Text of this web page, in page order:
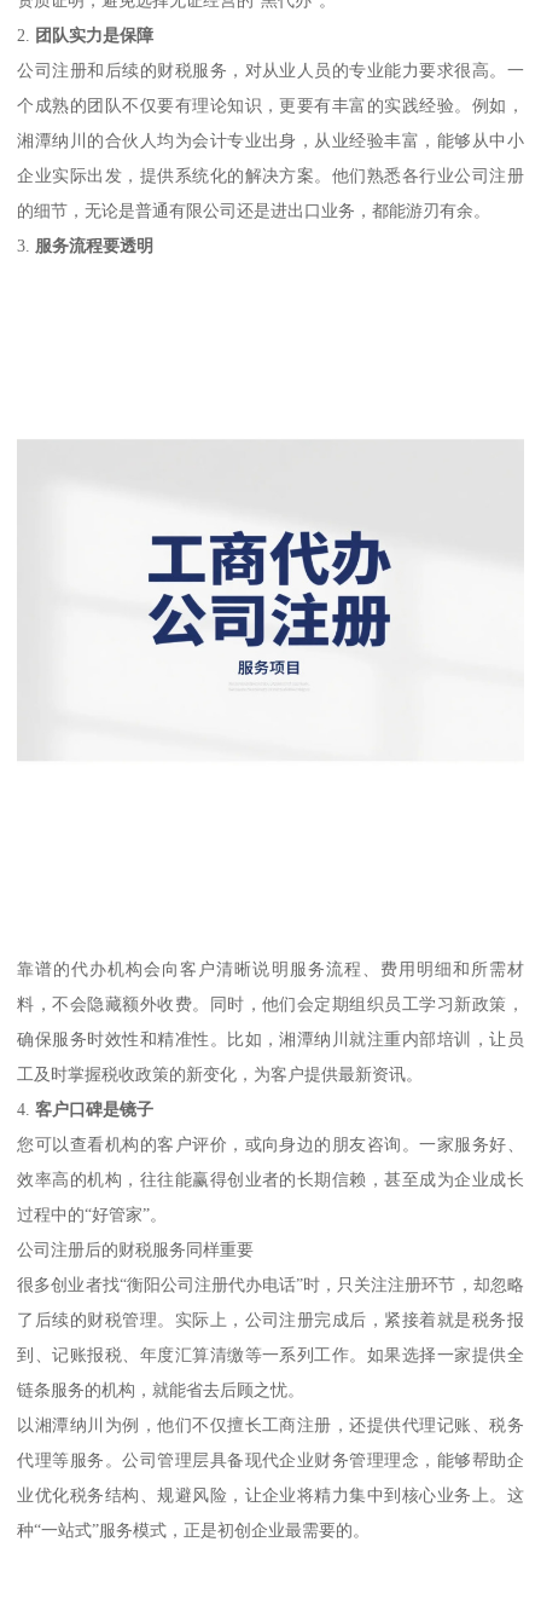
2.
团队实力是保障
公司注册和后续的财税服务，对从业人员的专业能力要求很高。一
个成熟的团队不仅要有理论知识，更要有丰富的实践经验。例如，
湘潭纳川的合伙人均为会计专业出身，从业经验丰富，能够从中小
企业实际出发，提供系统化的解决方案。他们熟悉各行业公司注册
的细节，无论是普通有限公司还是进出口业务，都能游刃有余。
3. 服务流程要透明
靠谱的代办机构会向客户清晰说明服务流程、费用明细和所需材
料，不会隐藏额外收费。同时，他们会定期组织员工学习新政策，
确保服务时效性和精准性。比如，湘潭纳川就注重内部培训，让员
工及时掌握税收政策的新变化，为客户提供最新资讯。
4.客户口碑是镜子
您可以查看机构的客户评价，或向身边的朋友咨询。一家服务好、
效率高的机构，往往能赢得创业者的长期信赖，甚至成为企业成长
过程中的“好管家”。
公司注册后的财税服务同样重要
很多创业者找“衡阳公司注册代办电话”时，只关注注册环节，却忽略
了后续的财税管理。实际上，公司注册完成后，紧接着就是税务报
到、记账报税、年度汇算清缴等一系列工作。如果选择一家提供全
链条服务的机构，就能省去后顾之忧。
以湘潭纳川为例，他们不仅擅长工商注册，还提供代理记账、税务
代理等服务。公司管理层具备现代企业财务管理理念，能够帮助企
业优化税务结构、规避风险，让企业将精力集中到核心业务上。这
种“一站式”服务模式，正是初创企业最需要的。